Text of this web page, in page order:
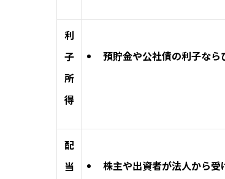
利
子
所
得
預貯金や公社債の利子な
配
当
株主や出資者が法人から